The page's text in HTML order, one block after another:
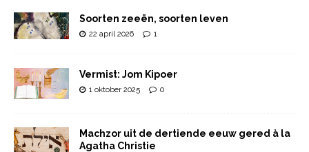
Soorten zeeën, soorten leven
22 april 2026 1
Vermist: Jom Kipoer
1 oktober 2025 0
Machzor uit de dertiende eeuw gered à la
Agatha Christie